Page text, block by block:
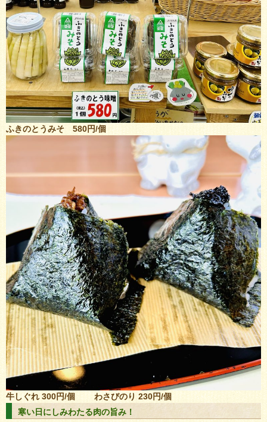
ふきのとうみそ 580円/個
牛しぐれ 300円/個
わさびのり 230円/個
寒い日にしみわたる肉の旨み！